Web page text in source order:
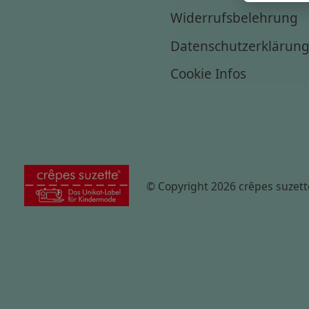
Widerrufsbelehrung
Datenschutzerklärung
Cookie Infos
© Copyright 2026 crêpes